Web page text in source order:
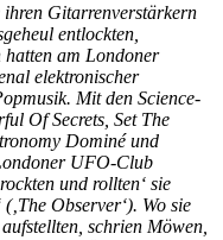
ihren Gitarrenverstärkern
entlockten,
am Londoner
elektronischer
Mit den Science-
Of Secrets, Set The
Dominé und
UFO-Club
und rollten‘ sie
Observer‘). Wo sie
schrien Möwen,